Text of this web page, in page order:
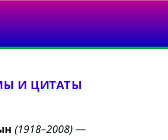
И ЦИТАТЫ
(1918–2008) —